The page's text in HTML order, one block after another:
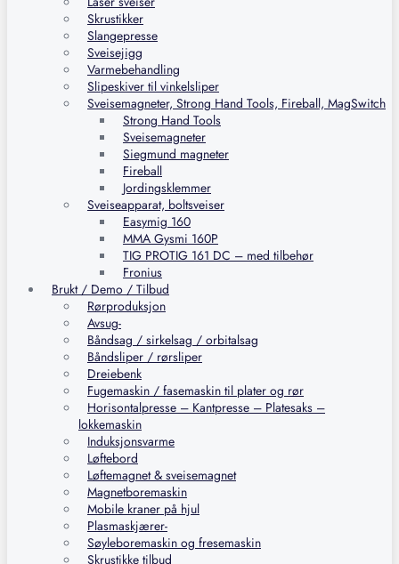
Skrustikker
Slangepresse
Sveisejigg
Varmebehandling
Slipeskiver til vinkelsliper
Sveisemagneter, Strong Hand Tools, Fireball, MagSwitch
Strong Hand Tools
Sveisemagneter
Siegmund magneter
Fireball
Jordingsklemmer
Sveiseapparat, boltsveiser
Easymig 160
MMA Gysmi 160P
TIG PROTIG 161 DC – med tilbehør
Fronius
Brukt / Demo / Tilbud
Rørproduksjon
Avsug-
Båndsag / sirkelsag / orbitalsag
Båndsliper / rørsliper
Dreiebenk
Fugemaskin / fasemaskin til plater og rør
Horisontalpresse – Kantpresse – Platesaks –
lokkemaskin
Induksjonsvarme
Løftebord
Løftemagnet & sveisemagnet
Magnetboremaskin
Mobile kraner på hjul
Plasmaskjærer-
Søyleboremaskin og fresemaskin
Skrustikke tilbud